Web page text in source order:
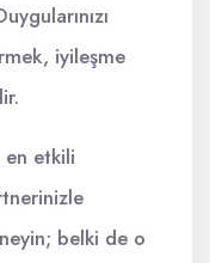
iyileşme
en etkili
belki de o